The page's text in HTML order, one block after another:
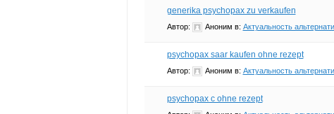
generika psychopax zu verkaufen
Автор: Аноним в: Актуальность
psychopax saar kaufen ohne rezept
Автор: Аноним в: Актуальность
psychopax c ohne rezept